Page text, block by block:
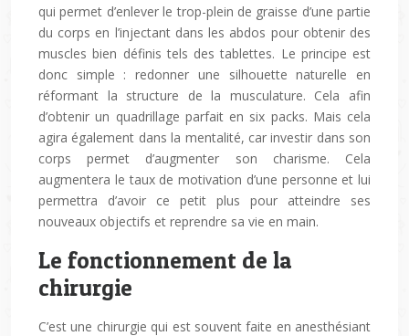
qui permet d’enlever le trop-plein de graisse d’une partie
du corps en l’injectant dans les abdos pour obtenir des
muscles bien définis tels des tablettes. Le principe est
donc simple : redonner une silhouette naturelle en
réformant la structure de la musculature. Cela afin
d’obtenir un quadrillage parfait en six packs. Mais cela
agira également dans la mentalité, car investir dans son
corps permet d’augmenter son charisme. Cela
augmentera le taux de motivation d’une personne et lui
permettra d’avoir ce petit plus pour atteindre ses
nouveaux objectifs et reprendre sa vie en main.
Le fonctionnement de la
chirurgie
C’est une chirurgie qui est souvent faite en anesthésiant